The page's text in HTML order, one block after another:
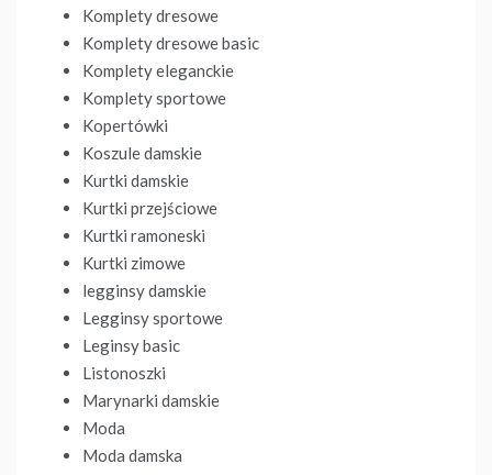
Komplety dresowe
Komplety dresowe basic
Komplety eleganckie
Komplety sportowe
Kopertówki
Koszule damskie
Kurtki damskie
Kurtki przejściowe
Kurtki ramoneski
Kurtki zimowe
legginsy damskie
Legginsy sportowe
Leginsy basic
Listonoszki
Marynarki damskie
Moda
Moda damska